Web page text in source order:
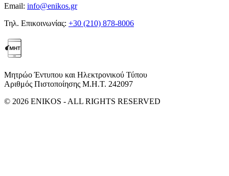
Email: info@enikos.gr
Τηλ. Επικοινωνίας: +30 (210) 878-8006
Μητρώο Έντυπου και Ηλεκτρονικού Τύπου
Αριθμός Πιστοποίησης Μ.Η.Τ. 242097
© 2026 ENIKOS - ALL RIGHTS RESERVED